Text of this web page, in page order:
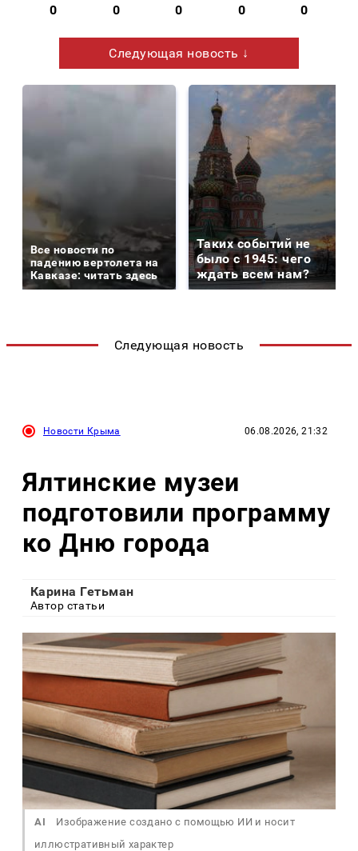
0 0 0 0 0
Следующая новость ↓
Все новости по
падению вертолета на
Кавказе: читать здесь
Таких событий не
было с 1945: чего
ждать всем нам?
Следующая новость
Новости Крыма 06.08.2026, 21:32
Ялтинские музеи
подготовили программу
ко Дню города
Карина Гетьман
Автор статьи
AI
Изображение создано с помощью ИИ и носит
иллюстративный характер